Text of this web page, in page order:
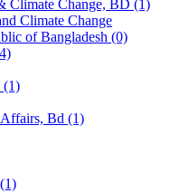
Climate Change, BD (1)
Climate Change
of Bangladesh (0)
(1)
Bd (1)